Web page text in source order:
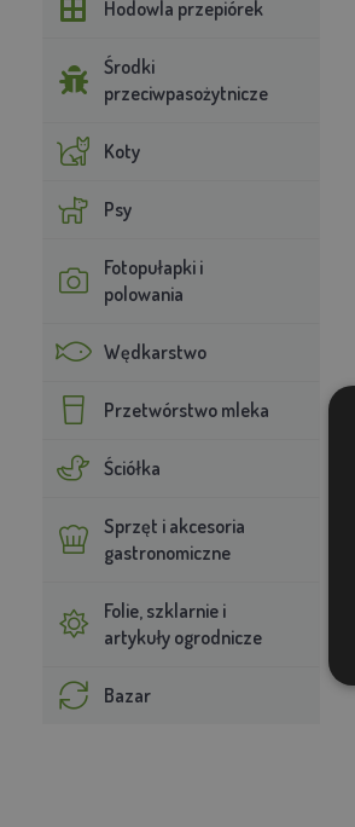
Hodowla przepiórek
Środki
przeciwpasożytnicze
Koty
Psy
Fotopułapki i
polowania
Wędkarstwo
Przetwórstwo mleka
Ściółka
Sprzęt i akcesoria
gastronomiczne
Folie, szklarnie i
artykuły ogrodnicze
Bazar